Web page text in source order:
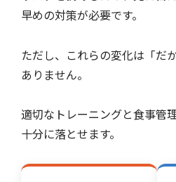
早めの対策が必要です。
ただし、これらの変化は「だ
ありません。
適切なトレーニングと食事管
十分に落とせます。